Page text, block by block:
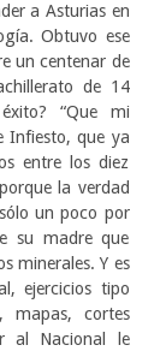
a Asturias en
Obtuvo ese
un centenar de
de 14
“Que mi
Infiesto, que ya
entre los diez
la verdad
un poco por
su madre que
minerales. Y es
ejercicios tipo
mapas, cortes
al Nacional le